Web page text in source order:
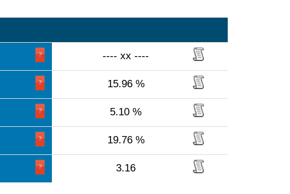
---- xx ----
15.96 %
5.10 %
19.76 %
3.16